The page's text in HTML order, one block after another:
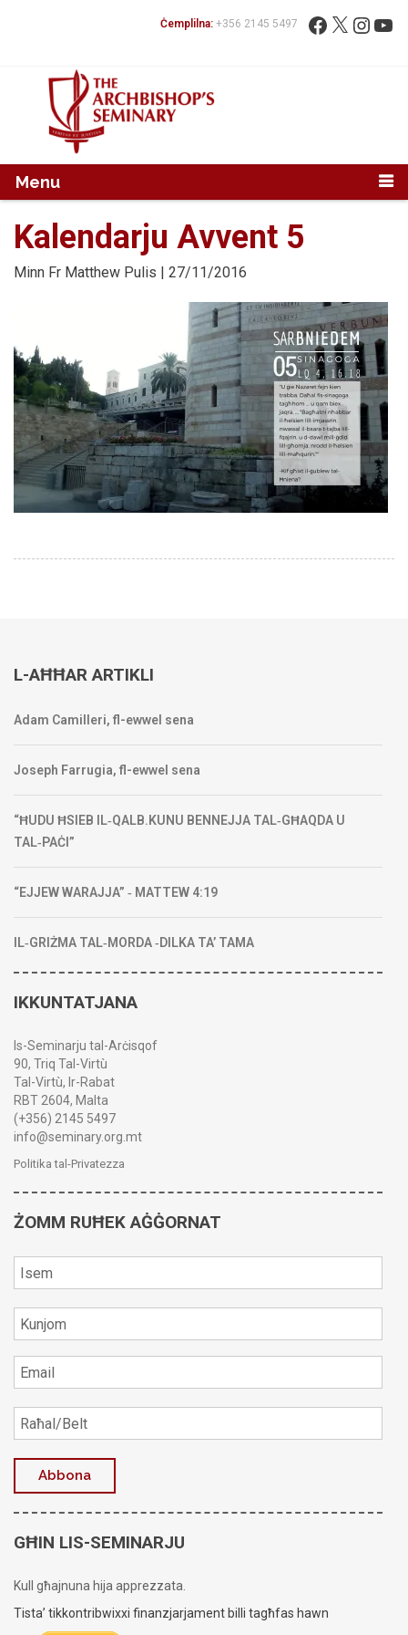
Fittex: Facebook
X
Ċemplilna: +356 2145 5497
Menu
Kalendarju Avvent 5
Minn Fr Matthew Pulis | 27/11/2016
L-AĦĦAR ARTIKLI
Adam Camilleri, fl-ewwel sena
Joseph Farrugia, fl-ewwel sena
“ĦUDU ĦSIEB IL‑QALB.KUNU BENNEJJA TAL‑GĦAQDA U
TAL‑PAĊI”
“EJJEW WARAJJA” ‑ MATTEW 4:19
IL‑GRIŻMA TAL‑MORDA ‑DILKA TA’ TAMA
IKKUNTATJANA
Is-Seminarju tal-Arċisqof
90, Triq Tal-Virtù
Tal-Virtù, Ir-Rabat
RBT 2604, Malta
(+356) 2145 5497
info@seminary.org.mt
Politika tal-Privatezza
ŻOMM RUĦEK AĠĠORNAT
GĦIN LIS-SEMINARJU
Kull għajnuna hija apprezzata.
Tista’ tikkontribwixxi finanzjarjament billi tagħfas hawn